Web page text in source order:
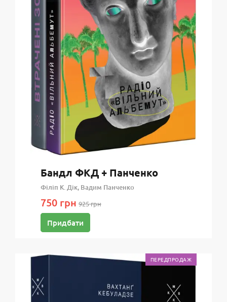
Бандл ФКД + Панченко
Філіп К. Дік, Вадим Панченко
750 грн 925 грн
Придбати
ПЕРЕДПРОДАЖ